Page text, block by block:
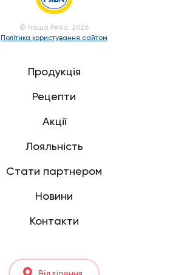
© Наша Ряба. 2026
Політика користування сайтом
Продукція
Рецепти
Акції
Лояльність
Стати партнером
Новини
Контакти